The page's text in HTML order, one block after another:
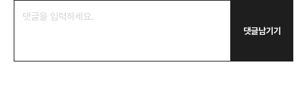
댓글남기기